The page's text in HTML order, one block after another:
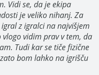
Vidi se, da je ekipa
je veliko nihanj. Za
z igralci na najvišjem
vidim prav v tem, da
Tudi kar se tiče fizične
bom lahko na igrišču